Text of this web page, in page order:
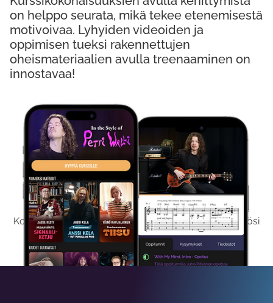
Kokeile Ilmaiseksi
Kokeilemalla ilmaiseksi saat koko sisältömme käyttöösi
viikon ajaksi.
on helppo seurata, mikä tekee etenemisestä
motivoivaa. Lyhyiden videoiden ja
oppimisen tueksi rakennettujen
oheismateriaalien avulla treenaaminen on
innostavaa!